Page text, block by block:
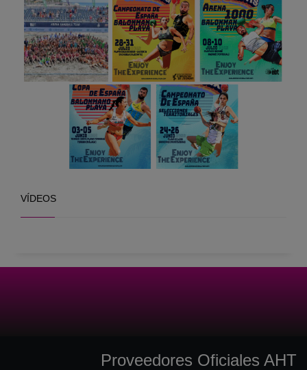
VÍDEOS
Proveedores Oficiales AHT